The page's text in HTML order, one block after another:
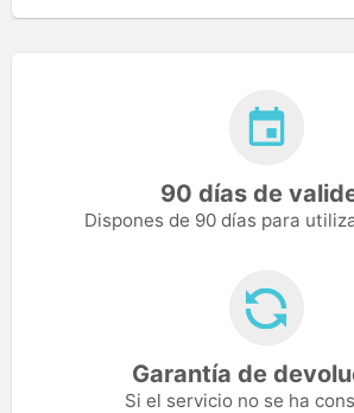
90 días de
Dispones de 90 días para
Garantía de
Si el servicio no se ha